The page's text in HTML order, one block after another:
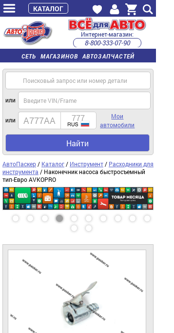
СЕТЬ МАГАЗИНОВ АВТОЗАПЧАСТЕЙ
Интернет-магазин:
8-800-333-07-90
часы работы с 9:00 до 22:00 (пн-пт)
или
или
Мои
автомобили
Найти
АвтоПаскер / Каталог / Инструмент / Расходники для
инструмента / Наконечник насоса быстросъемный
тип-Евро AVKOPRO
КАТАЛОГ